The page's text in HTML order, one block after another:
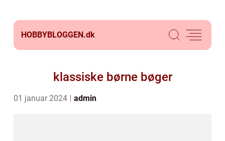
HOBBYBLOGGEN.dk
klassiske børne bøger
01 januar 2024 admin